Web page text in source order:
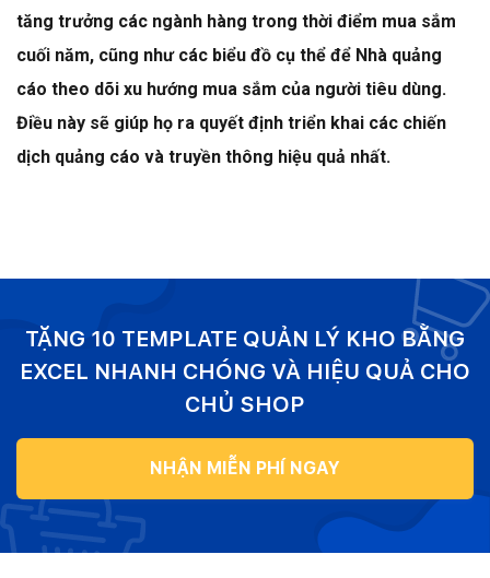
tăng trưởng các ngành hàng trong thời điểm mua sắm
cuối năm, cũng như các biểu đồ cụ thể để Nhà quảng
cáo theo dõi xu hướng mua sắm của người tiêu dùng.
Điều này sẽ giúp họ ra quyết định triển khai các chiến
dịch quảng cáo và truyền thông hiệu quả nhất.
TẶNG 10 TEMPLATE QUẢN LÝ KHO BẰNG
EXCEL NHANH CHÓNG VÀ HIỆU QUẢ CHO
CHỦ SHOP
NHẬN MIỄN PHÍ NGAY